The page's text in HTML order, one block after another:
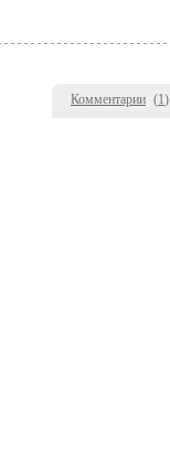
Комментарии (1)